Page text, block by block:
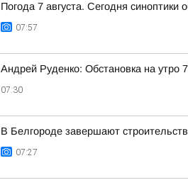
Погода 7 августа. Сегодня
07:57
Андрей Руденко: Обстановка на утро 7
07:30
В Белгороде завершают
07:27